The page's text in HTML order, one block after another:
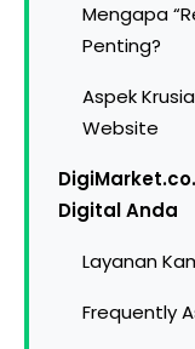
Mengapa
Penting?
Aspek
Website
Digital Anda
Layanan
Frequently